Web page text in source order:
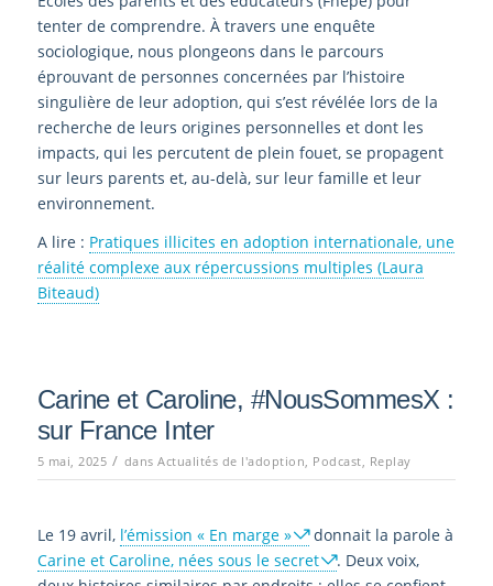
tenter de comprendre. À travers une enquête
sociologique, nous plongeons dans le parcours
éprouvant de personnes concernées par l’histoire
singulière de leur adoption, qui s’est révélée lors de la
recherche de leurs origines personnelles et dont les
impacts, qui les percutent de plein fouet, se propagent
sur leurs parents et, au-delà, sur leur famille et leur
environnement.
A lire : Pratiques illicites en adoption internationale, une
réalité complexe aux répercussions multiples (Laura
Biteaud)
Carine et Caroline, #NousSommesX :
sur France Inter
5 mai, 2025 / dansActualités de l'adoption, Podcast, Replay
Le 19 avril, l’émission « En marge »
donnait la parole à
Carine et Caroline, nées sous le secret
. Deux voix,